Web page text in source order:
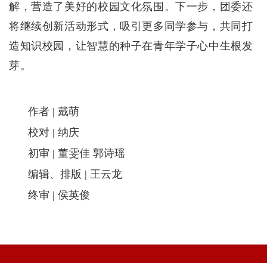
解，营造了美好的校园文化氛围。下一步 ，团委还
将继续创新活动形式，吸引更多同学参与，共同打
造知识校园，让智慧的种子在青年学子心中生根发
芽。
作者 | 戴萌
校对 | 纳庆
初审 | 董雯佳 郭诗瑶
编辑、排版 | 王云龙
终审 | 侯英俊